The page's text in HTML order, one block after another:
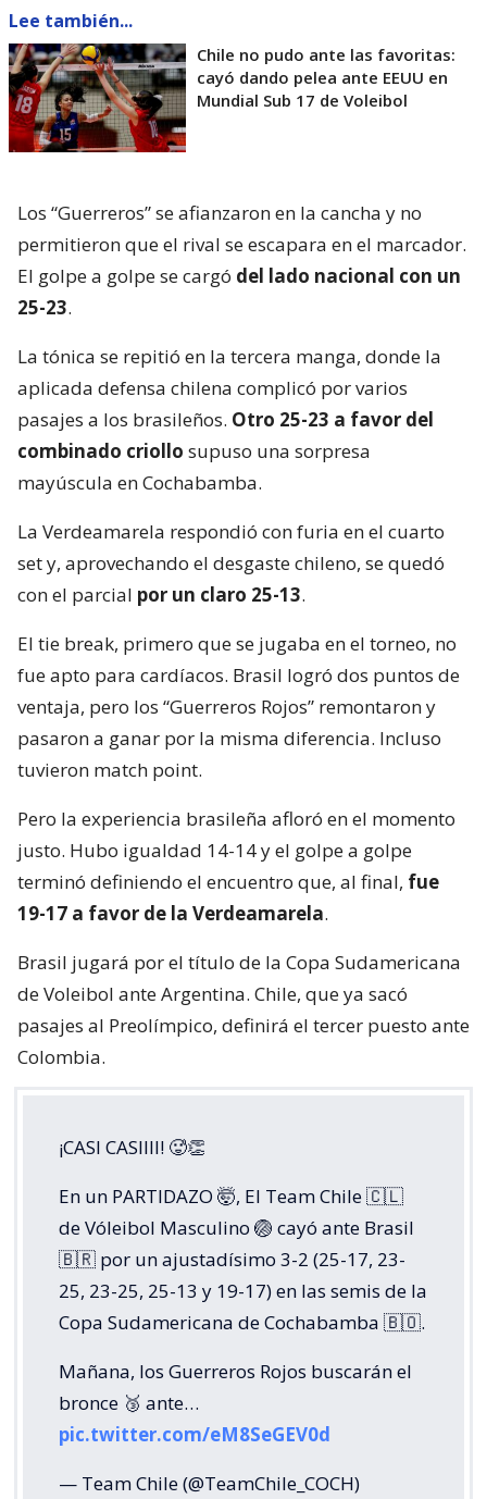
Lee también...
Chile no pudo ante las favoritas:
cayó dando pelea ante EEUU en
Mundial Sub 17 de Voleibol
Los “Guerreros” se afianzaron en la cancha y no
permitieron que el rival se escapara en el marcador.
El golpe a golpe se cargó del lado nacional con un
25-23.
La tónica se repitió en la tercera manga, donde la
aplicada defensa chilena complicó por varios
pasajes a los brasileños. Otro 25-23 a favor del
combinado criollo supuso una sorpresa
mayúscula en Cochabamba.
La Verdeamarela respondió con furia en el cuarto
set y, aprovechando el desgaste chileno, se quedó
con el parcial por un claro 25-13.
El tie break, primero que se jugaba en el torneo, no
fue apto para cardíacos. Brasil logró dos puntos de
ventaja, pero los “Guerreros Rojos” remontaron y
pasaron a ganar por la misma diferencia. Incluso
tuvieron match point.
Pero la experiencia brasileña afloró en el momento
justo. Hubo igualdad 14-14 y el golpe a golpe
terminó definiendo el encuentro que, al final, fue
19-17 a favor de la Verdeamarela.
Brasil jugará por el título de la Copa Sudamericana
de Voleibol ante Argentina. Chile, que ya sacó
pasajes al Preolímpico, definirá el tercer puesto ante
Colombia.
¡CASI CASIIII! 🥵👏
En un PARTIDAZO 🤯, El Team Chile 🇨🇱
de Vóleibol Masculino 🏐 cayó ante Brasil
🇧🇷 por un ajustadísimo 3-2 (25-17, 23-
25, 23-25, 25-13 y 19-17) en las semis de la
Copa Sudamericana de Cochabamba 🇧🇴.
Mañana, los Guerreros Rojos buscarán el
bronce 🥉 ante…
pic.twitter.com/eM8SeGEV0d
— Team Chile (@TeamChile_COCH)